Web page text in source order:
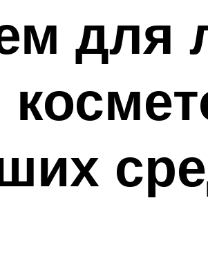
для